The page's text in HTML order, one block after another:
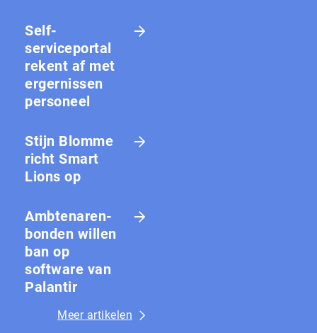
Self-
serviceportal
rekent af met
ergernissen
personeel
Stijn Blomme
richt Smart
Lions op
Amb­te­na­ren­
bon­den willen
ban op
software van
Palantir
Meer artikelen